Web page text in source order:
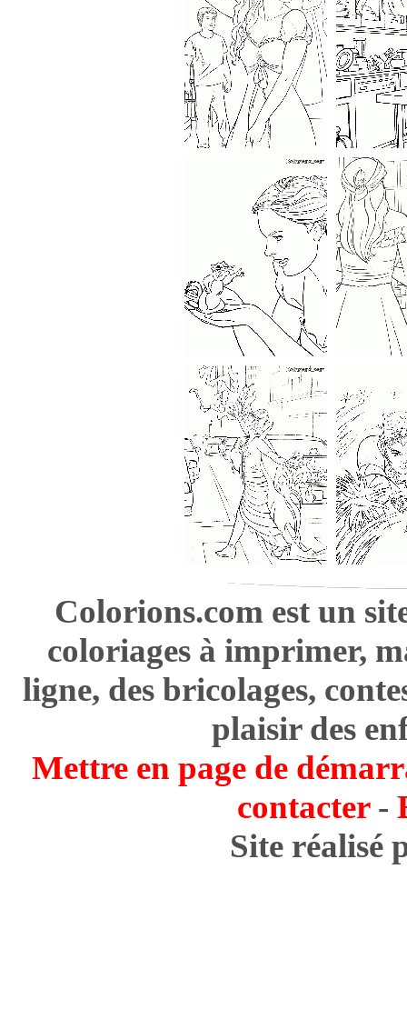
Colorions.com est un
coloriages à imprimer,
ligne, des bricolages,
plaisir des
Mettre en page de
contacter-
Site réalisé